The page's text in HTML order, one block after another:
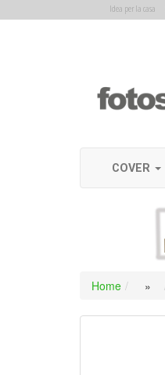
Idea per la casa
Home
COVER
Home »